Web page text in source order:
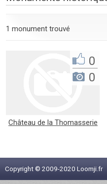
1 monument trouvé
Château de la Thomasserie
0
0
Copyright © 2009-2020 Loomji.fr